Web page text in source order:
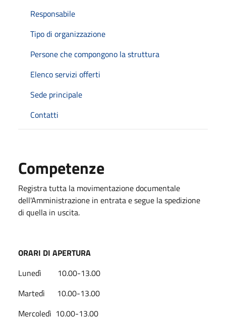
Responsabile
Tipo di organizzazione
Persone che compongono la struttura
Elenco servizi offerti
Sede principale
Contatti
Competenze
Registra tutta la movimentazione documentale
dell'Amministrazione in entrata e segue la spedizione
di quella in uscita.
ORARI DI APERTURA
Lunedì 10.00-13.00
Martedì 10.00-13.00
Mercoledì 10.00-13.00